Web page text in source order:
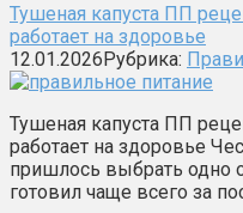
Тушеная капуста ПП
работает на здоровье
12.01.2026Рубрика:
Тушеная капуста ПП
работает на здоровье
пришлось выбрать одно
готовил чаще всего за